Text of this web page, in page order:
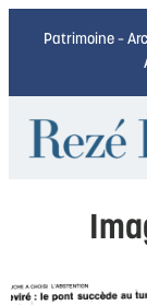
Patrimoine –